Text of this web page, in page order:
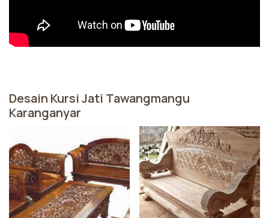
Desain Kursi Jati Tawangmangu
Karanganyar